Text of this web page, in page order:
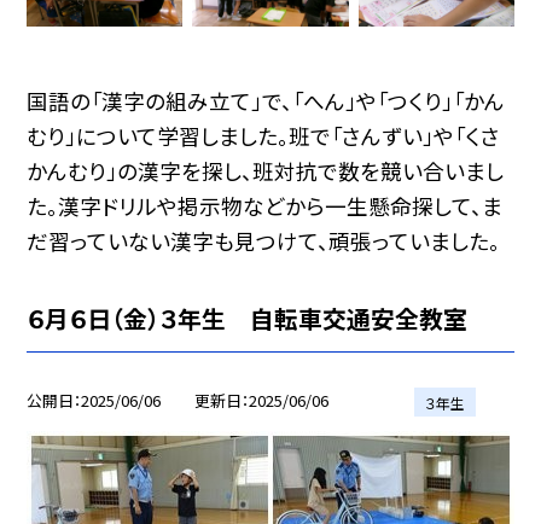
国語の「漢字の組み立て」で、「へん」や「つくり」「かん
むり」について学習しました。班で「さんずい」や「くさ
かんむり」の漢字を探し、班対抗で数を競い合いまし
た。漢字ドリルや掲示物などから一生懸命探して、ま
だ習っていない漢字も見つけて、頑張っていました。
６月６日（金）３年生 自転車交通安全教室
公開日 2025/06/06 更新日 2025/06/06 ３年生